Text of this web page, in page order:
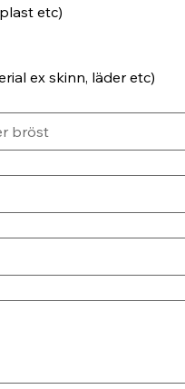
etc)
ex skinn, läder etc)